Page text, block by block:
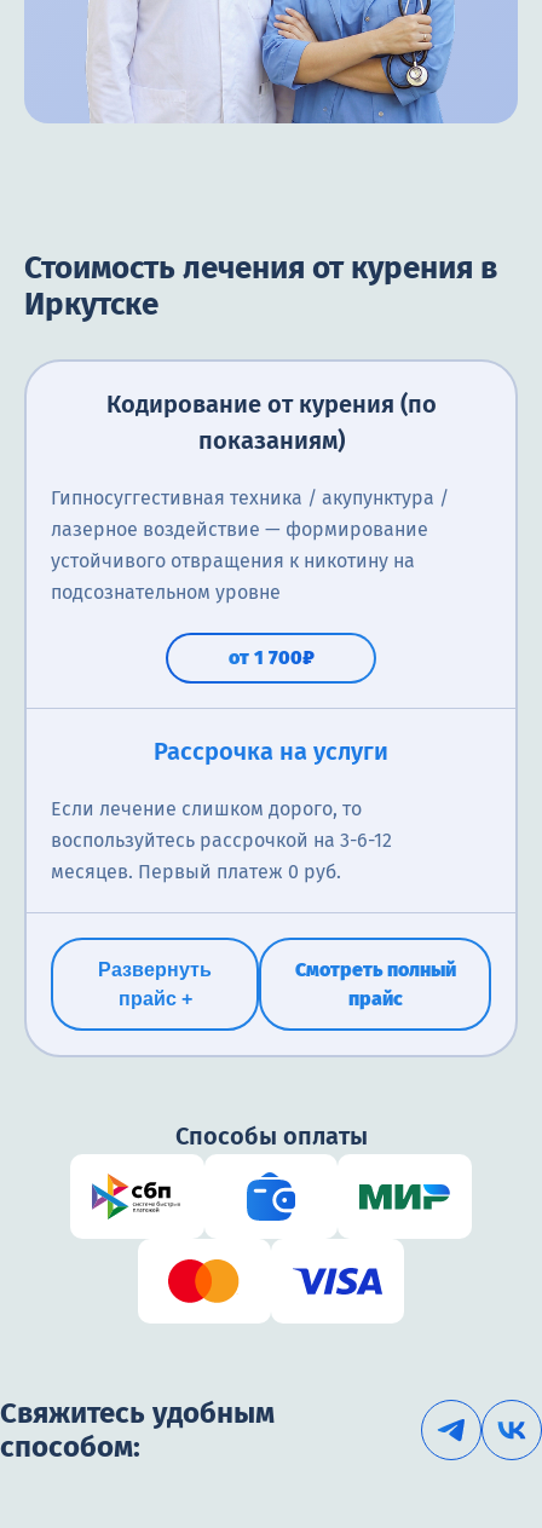
Стоимость лечения от курения в
Иркутске
Кодирование от курения (по
показаниям)
Гипносуггестивная техника / акупунктура /
лазерное воздействие — формирование
устойчивого отвращения к никотину на
подсознательном уровне
от 1 700₽
Рассрочка на услуги
Если лечение слишком дорого, то
воспользуйтесь рассрочкой на 3-6-12
месяцев. Первый платеж 0 руб.
Развернуть
прайс +
Смотреть полный
прайс
Способы оплаты
Свяжитесь удобным
способом: